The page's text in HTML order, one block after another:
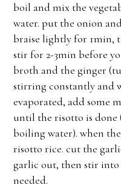
boil and mix the
water. put the onion
braise lightly for 1min,
stir for 2-3min before
broth and the ginger
stirring constantly and
evaporated, add some
until the risotto is done
boiling water). when
risotto rice. cut the
garlic out, then stir
needed.